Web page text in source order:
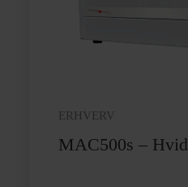
ERHVERV
MAC500s – Hvid